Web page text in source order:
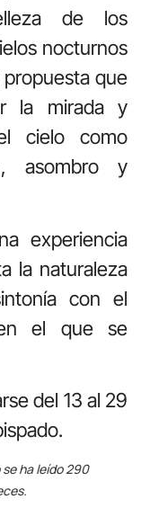
de los
nocturnos
propuesta que
la mirada y
cielo como
asombro y
experiencia
la naturaleza
con el
el que se
del 13 al 29
ha leído 290